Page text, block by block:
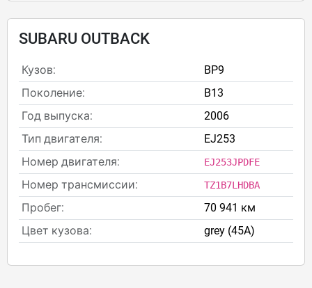
SUBARU OUTBACK
Кузов:
BP9
Поколение:
B13
Год выпуска:
2006
Тип двигателя:
EJ253
Номер двигателя:
EJ253JPDFE
Номер трансмиссии: TZ1B7LHDBA
Пробег:
70 941 км
Цвет кузова:
grey (45A)